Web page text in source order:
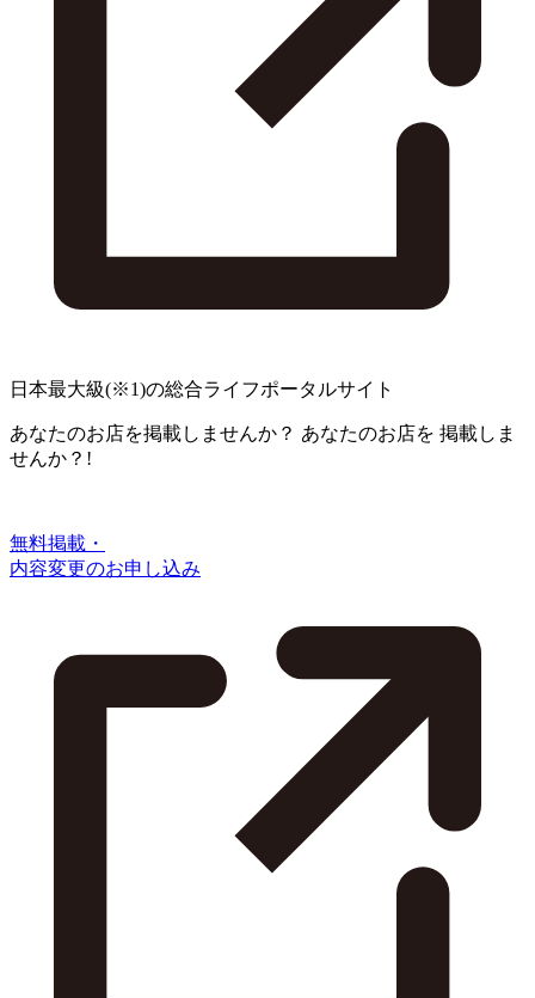
日本最大級(※1)の総合ライフポータルサイト
あなたのお店を掲載しませんか？ あなたのお店を 掲載しま
せんか？!
無料掲載・
内容変更のお申し込み